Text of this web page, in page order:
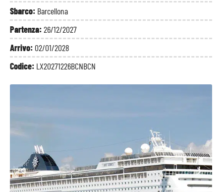
Sbarco: Barcellona
Partenza:26/12/2027
Arrivo: 02/01/2028
Codice: LX20271226BCNBCN